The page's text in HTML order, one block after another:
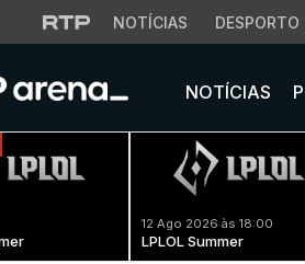
NOTÍCIAS DESPORTO
NOTÍCIAS
12 Ago 2026 às 18:00
LPLOL Summer